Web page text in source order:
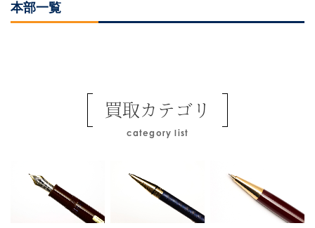
本部一覧
買取カテゴリ
category list